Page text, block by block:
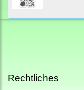
Rechtliches